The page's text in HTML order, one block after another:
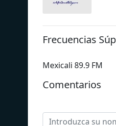
Frecuencias
Mexicali 89.9 FM
Comentarios